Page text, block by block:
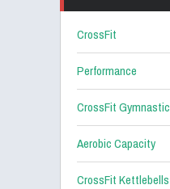
CrossFit
Performance
CrossFit Gymnastic
Aerobic Capacity
CrossFit Kettlebells